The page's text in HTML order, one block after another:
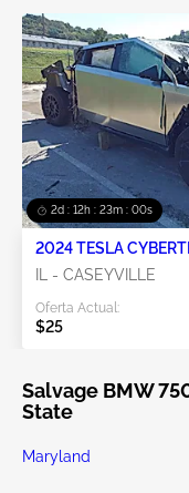
2d : 12h : 23m : 00s
2024 TESLA
IL - CASEYVILLE
Oferta Actual:
$25
Salvage BMW
State
Maryland